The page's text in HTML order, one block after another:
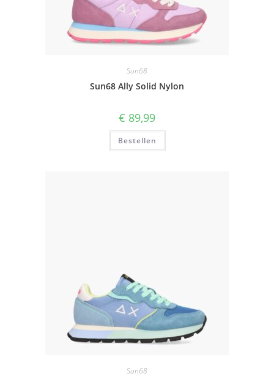
Sun68
Sun68 Ally Solid Nylon
€ 89,99
Bestellen
Sun68